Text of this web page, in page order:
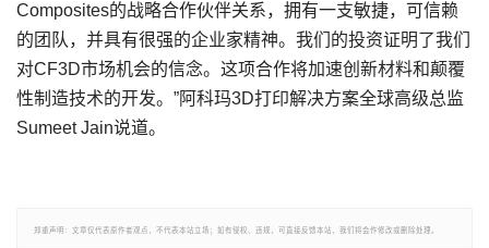
Composites的战略合作伙伴关系，拥有一支敏捷，可信赖
的团队，并具有很强的企业家精神。我们的投资证明了我们
对CF3D市场机会的信念。这项合作将加速创新材料和颠覆
性制造技术的开发。”阿科玛3D打印解决方案全球高级总监
Sumeet Jain说道。
郑重声明：文章仅代表原作者观点，不代表本站立场；如有侵权、违规，可直接反馈本站，我们将会作修改或删除处理。